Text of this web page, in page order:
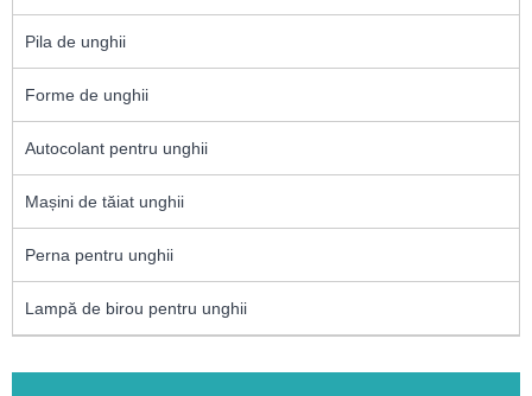
Pila de unghii
Forme de unghii
Autocolant pentru unghii
Mașini de tăiat unghii
Perna pentru unghii
Lampă de birou pentru unghii